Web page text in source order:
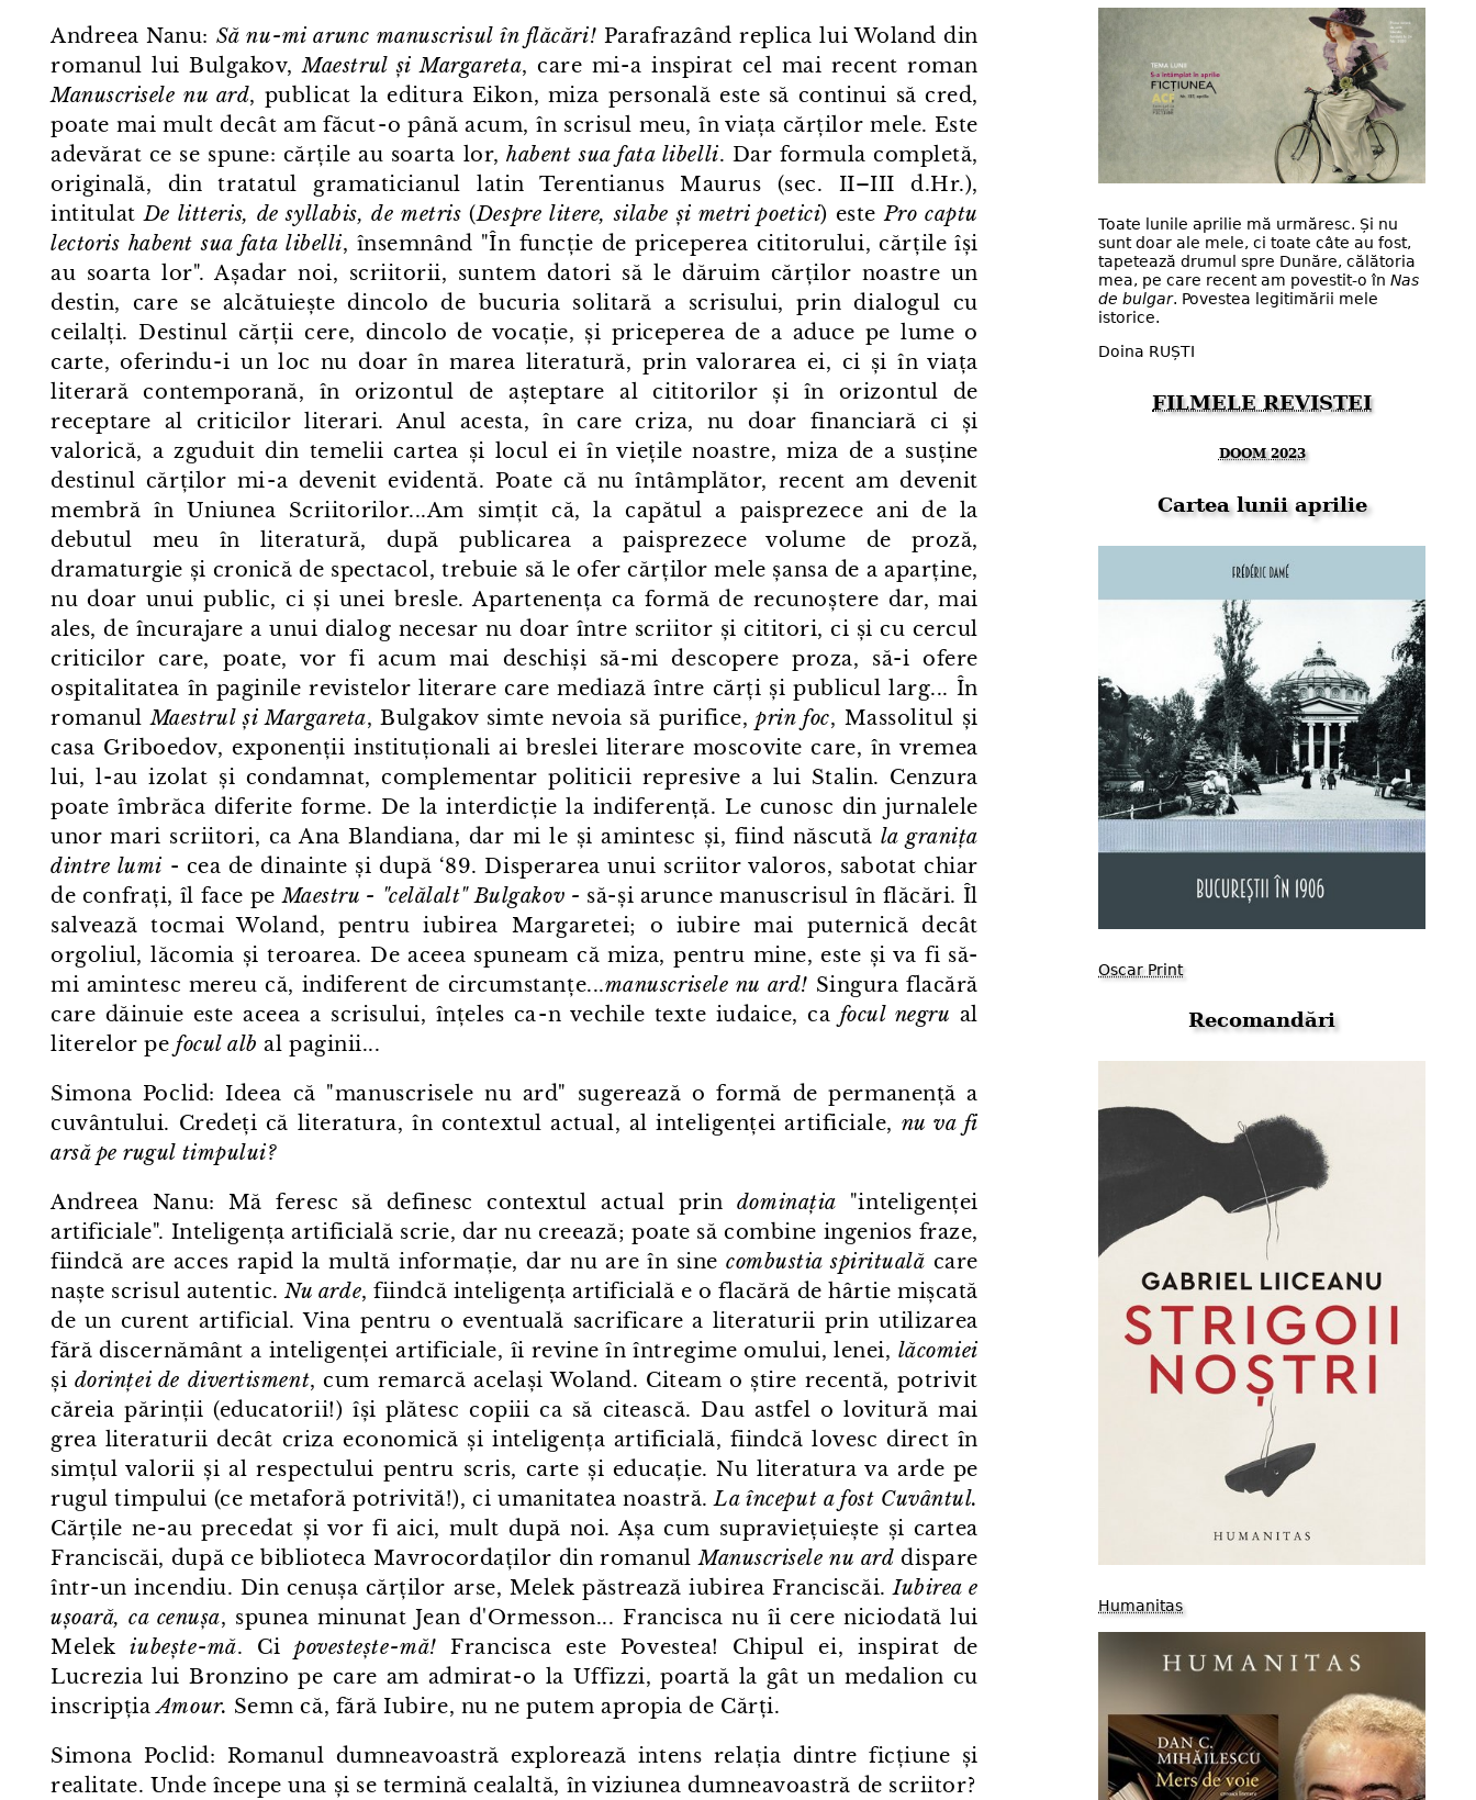
Andreea Nanu: Să nu⁠-⁠mi arunc manuscrisul în flăcări! Parafrazând replica lui Woland din
romanul lui Bulgakov,Maestrul și Margareta, care mi⁠-⁠a inspirat cel mai recent roman
Manuscrisele nu ard, publicat la editura Eikon, miza personală este să continui să cred,
poate mai mult decât am făcut⁠-⁠o până acum, în scrisul meu, în viața cărților mele. Este
adevărat ce se spune: cărțile au soarta lor,habent sua fata libelli. Dar formula completă,
originală, din tratatul gramaticianul latin Terentianus Maurus (sec. II–III d.Hr.),
intitulatDe litteris, de syllabis, de metris (Despre litere, silabe și metri poetici) estePro captu
lectoris habent sua fata libelli, însemnând "În funcție de priceperea cititorului, cărțile își
au soarta lor". Așadar noi, scriitorii, suntem datori să le dăruim cărților noastre un
destin, care se alcătuiește dincolo de bucuria solitară a scrisului, prin dialogul cu
ceilalți. Destinul cărții cere, dincolo de vocație, și priceperea de a aduce pe lume o
carte, oferindu⁠-⁠i un loc nu doar în marea literatură, prin valorarea ei, ci și în viața
literară contemporană, în orizontul de așteptare al cititorilor și în orizontul de
receptare al criticilor literari. Anul acesta, în care criza, nu doar financiară ci și
valorică, a zguduit din temelii cartea și locul ei în viețile noastre, miza de a susține
destinul cărților mi⁠-⁠a devenit evidentă. Poate că nu întâmplător, recent am devenit
membră în Uniunea Scriitorilor...Am simțit că, la capătul a paisprezece ani de la
debutul meu în literatură, după publicarea a paisprezece volume de proză,
dramaturgie și cronică de spectacol, trebuie să le ofer cărților mele șansa de a aparține,
nu doar unui public, ci și unei bresle. Apartenența ca formă de recunoștere dar, mai
ales, de încurajare a unui dialog necesar nu doar între scriitor și cititori, ci și cu cercul
criticilor care, poate, vor fi acum mai deschiși să-mi descopere proza, să-i ofere
ospitalitatea în paginile revistelor literare care mediază între cărți și publicul larg... În
romanulMaestrul și Margareta, Bulgakov simte nevoia să purifice,prin foc, Massolitul și
casa Griboedov, exponenții instituționali ai breslei literare moscovite care, în vremea
lui, l⁠-⁠au izolat și condamnat, complementar politicii represive a lui Stalin. Cenzura
poate îmbrăca diferite forme. De la interdicție la indiferență. Le cunosc din jurnalele
unor mari scriitori, ca Ana Blandiana, dar mi le și amintesc și, fiind născută la granița
dintre lumi - cea de dinainte și după ‘89. Disperarea unui scriitor valoros, sabotat chiar
de confrați, îl face peMaestru - "celălalt" Bulgakov - să-și arunce manuscrisul în flăcări. Îl
salvează tocmai Woland, pentru iubirea Margaretei; o iubire mai puternică decât
orgoliul, lăcomia și teroarea. De aceea spuneam că miza, pentru mine, este și va fi să-
mi amintesc mereu că, indiferent de circumstanțe...manuscrisele nu ard! Singura flacără
care dăinuie este aceea a scrisului, înțeles ca⁠-⁠n vechile texte iudaice, ca focul negru al
literelor pefocul alb al paginii...
Simona Poclid: Ideea că "manuscrisele nu ard" sugerează o formă de permanență a
cuvântului. Credeți că literatura, în contextul actual, al inteligenței artificiale, nu va fi
arsă pe rugul timpului?
Andreea Nanu: Mă feresc să definesc contextul actual prin dominația "inteligenței
artificiale". Inteligența artificială scrie, dar nu creează; poate să combine ingenios fraze,
fiindcă are acces rapid la multă informație, dar nu are în sinecombustia spirituală care
naște scrisul autentic.Nu arde, fiindcă inteligența artificială e o flacără de hârtie mișcată
de un curent artificial. Vina pentru o eventuală sacrificare a literaturii prin utilizarea
fără discernământ a inteligenței artificiale, îi revine în întregime omului, lenei, lăcomiei
și dorinței de divertisment, cum remarcă același Woland. Citeam o știre recentă, potrivit
căreia părinții (educatorii!) își plătesc copiii ca să citească. Dau astfel o lovitură mai
grea literaturii decât criza economică și inteligența artificială, fiindcă lovesc direct în
simțul valorii și al respectului pentru scris, carte și educație. Nu literatura va arde pe
rugul timpului (ce metaforă potrivită!), ci umanitatea noastră.La început a fost Cuvântul.
Cărțile ne⁠-⁠au precedat și vor fi aici, mult după noi. Așa cum supraviețuiește și cartea
Franciscăi, după ce biblioteca Mavrocordaților din romanulManuscrisele nu ard dispare
într⁠-⁠un incendiu. Din cenușa cărților arse, Melek păstrează iubirea Franciscăi.Iubirea e
ușoară, ca cenușa, spunea minunat Jean d'Ormesson... Francisca nu îi cere niciodată lui
Melekiubește⁠-⁠mă. Cipovestește⁠-⁠mă! Francisca este Povestea! Chipul ei, inspirat de
Lucrezia lui Bronzino pe care am admirat⁠-⁠o la Uffizzi, poartă la gât un medalion cu
inscripțiaAmour. Semn că, fără Iubire, nu ne putem apropia de Cărți.
Simona Poclid: Romanul dumneavoastră explorează intens relația dintre ficțiune și
realitate. Unde începe una și se termină cealaltă, în viziunea dumneavoastră de scriitor?
Toate lunile aprilie mă urmăresc. Și nu
sunt doar ale mele, ci toate câte au fost,
tapetează drumul spre Dunăre, călătoria
mea, pe care recent am povestit-o în Nas
de bulgar. Povestea legitimării mele
istorice.
Doina RUȘTI
FILMELE REVISTEI
DOOM 2023
Cartea lunii aprilie
Oscar Print
Recomandări
Humanitas